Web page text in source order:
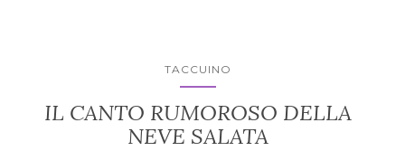
TACCUINO
IL CANTO RUMOROSO DELLA
NEVE SALATA